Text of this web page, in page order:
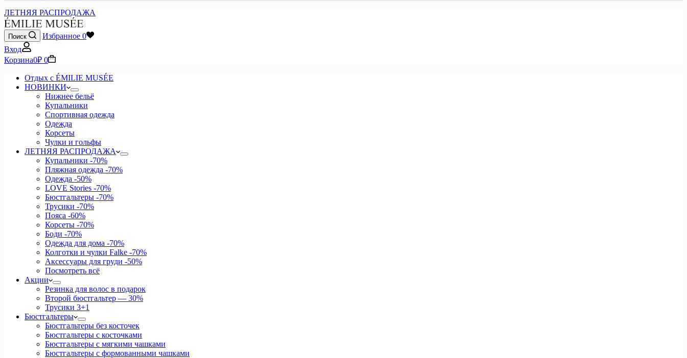
ЛЕТНЯЯ РАСПРОДАЖА
Поиск Избранное 0
Вход
Корзина0₽ 0
Отдых с ÉMILIE MUSÉE
НОВИНКИ
Нижнее бельё
Купальники
Спортивная одежда
Одежда
Корсеты
Чулки и гольфы
ЛЕТНЯЯ РАСПРОДАЖА
Купальники -70%
Пляжная одежда -70%
Одежда -50%
LOVE Stories -70%
Бюстгальтеры -70%
Трусики -70%
Пояса -60%
Корсеты -70%
Боди -70%
Одежда для дома -70%
Колготки и чулки Falke -70%
Аксессуары для груди -50%
Посмотреть всё
Акции
Резинка для волос в подарок
Второй бюстгальтер — 30%
Трусики 3+1
Бюстгальтеры
Бюстгальтеры без косточек
Бюстгальтеры с косточками
Бюстгальтеры с мягкими чашками
Бюстгальтеры с формованными чашками